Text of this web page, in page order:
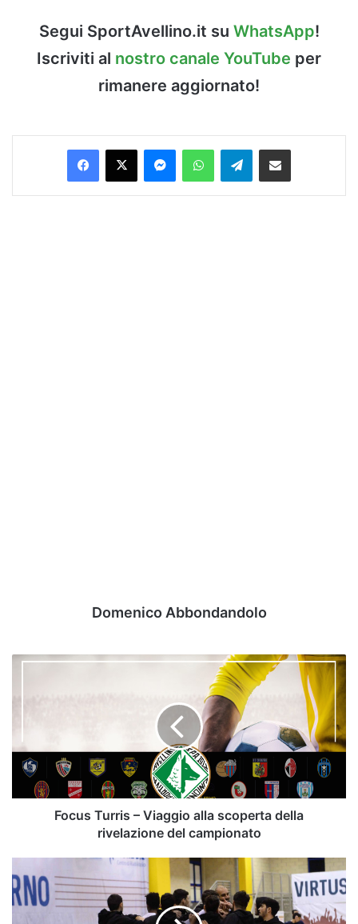
Segui SportAvellino.it su WhatsApp!
Iscriviti al nostro canale YouTube per
rimanere aggiornato!
Facebook
X MessengerWhatsAppTelegramCondividi via Email
Domenico Abbondandolo
Focus
scoperta
della
rivelazione
del
campionatoFocus Turris – Viaggio alla scoperta della
rivelazione del campionato
c'è
Trapani